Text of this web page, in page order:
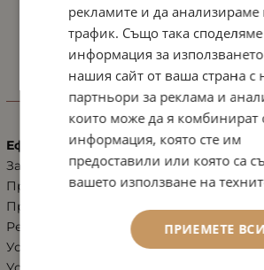
Ефект
Зачервяване от всякакъв характер
Против купероза
Против розацея
Регенерация, възстановяване
Успокояване на уртикария
рекламите и да
трафик. Също така споделяме
информация за
нашия сайт от ваша страна с
партньори за реклама и
които може да я комбинират
информация, която сте им
предоставили или която са
вашето използване на
ПРИЕМЕТЕ